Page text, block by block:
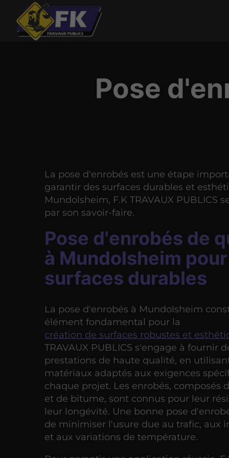
Pose
La pose d'enrobés est une étape
garantir des surfaces durables et
Mundolsheim, F.K TRAVAUX PUBLICS
par son savoir-faire.
Pose d'enrobés de
à Mundolsheim
surfaces durables
La pose d'enrobés à Mundolsheim
élément fondamental pour la
création de surfaces robustes et
TRAVAUX PUBLICS s'engage à fournir
prestations de haute qualité, en
matériaux adaptés aux exigences
chaque projet. Les enrobés, composés
et de bitume, sont connus pour leur
leur longévité. Une bonne pose
de minimiser l'usure due au trafic, aux
et aux variations de température.